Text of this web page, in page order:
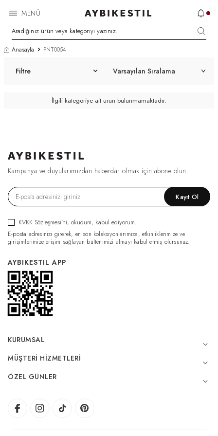
MENÜ
Anasayfa PNT0054
Filtre
İlgili kategoriye ait ürün bulunmamaktadır.
Kampanya ve duyularımızdan haberdar olmak için abone olun.
Kayıt Ol
KVKK Sözleşmesi'ni, okudum, kabul ediyorum.
E-posta adresinizi girerek, en son koleksiyonlarımıza, etkinliklerimize ve
girişimlerimize erişim sağlayan bültenimizi almayı kabul etmiş olursunuz.
AYBIKESTIL APP
KURUMSAL
MÜŞTERI HIZMETLERI
ÖZEL GÜNLER